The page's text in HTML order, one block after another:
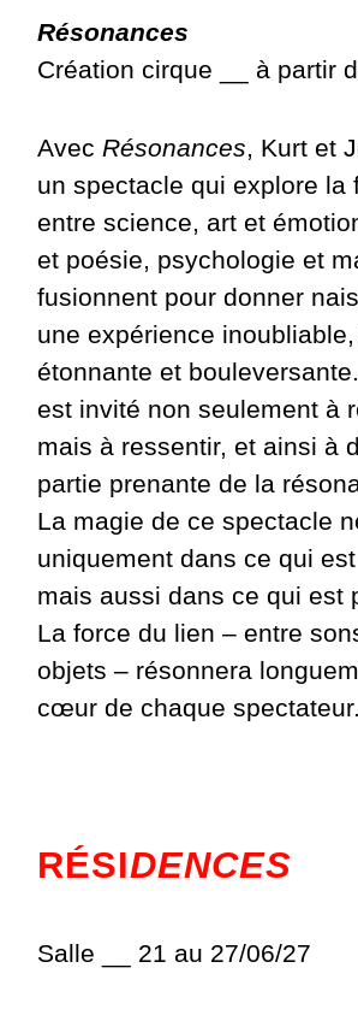
Résonances
Création cirque __ à partir
Avec Résonances, Kurt et
un spectacle qui explore la
entre science, art et
et poésie, psychologie et
fusionnent pour donner
une expérience
étonnante et
est invité non seulement à
mais à ressentir, et ainsi à
partie prenante de la
La magie de ce spectacle
uniquement dans ce qui
mais aussi dans ce qui est
La force du lien – entre
objets – résonnera
cœur de chaque spectateur.
RÉSIDENCES
Salle __ 21 au 27/06/27